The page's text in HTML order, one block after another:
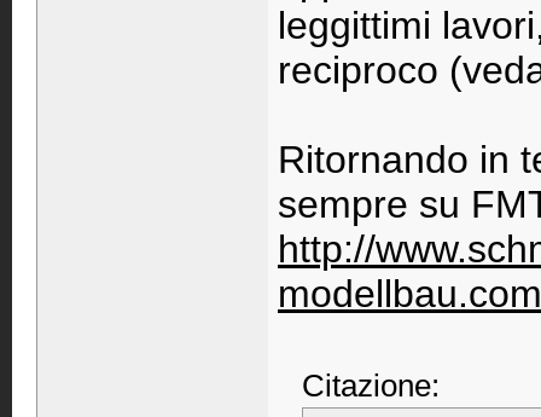
leggittimi
reciproco
Ritornando in
sempre su
http://
Citazione: